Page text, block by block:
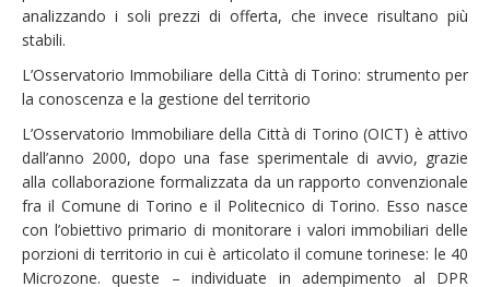
analizzando i soli prezzi di offerta, che invece risultano più
stabili.
L’Osservatorio Immobiliare della Città di Torino: strumento per
la conoscenza e la gestione del territorio
L’Osservatorio Immobiliare della Città di Torino (OICT) è attivo
dall’anno 2000, dopo una fase sperimentale di avvio, grazie
alla collaborazione formalizzata da un rapporto convenzionale
fra il Comune di Torino e il Politecnico di Torino. Esso nasce
con l’obiettivo primario di monitorare i valori immobiliari delle
porzioni di territorio in cui è articolato il comune torinese: le 40
Microzone. queste – individuate in adempimento al DPR